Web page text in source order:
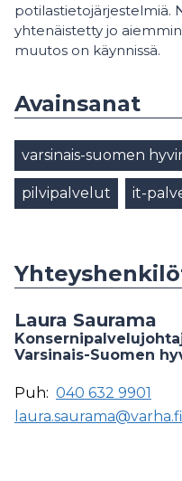
potilastietojärjestelmiä.
yhtenäistetty jo
muutos on käynnissä.
Avainsanat
varsinais-suomen
pilvipalvelut it-
Laura Saurama
Varsinais-Suomen
Puh: 040 632 9901
laura.saurama@varha.fi